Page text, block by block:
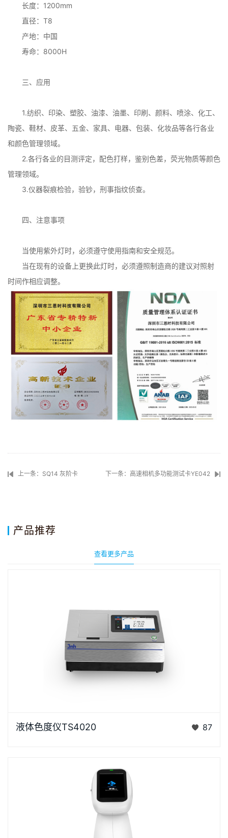
长度：1200mm
直径：T8
产地：中国
寿命：8000H
三、应用
1.纺织、印染、塑胶、油漆、油墨、印刷、颜料、喷涂、化工、
陶瓷、鞋材、皮革、五金、家具、电器、包装、化妆品等各行各业
和颜色管理领域。
2.各行各业的目测评定，配色打样，鉴别色差，荧光物质等颜色
管理领域。
3.仪器裂痕检验，验钞，刑事指纹侦查。
四、注意事项
当使用紫外灯时，必须遵守使用指南和安全规范。
当在现有的设备上更换此灯时，必须遵照制造商的建议对照射
时间作相应调整。
上一条：SQ14 灰阶卡 下一条：高速相机多功能测试卡YE042
产品推荐
查看更多产品
体色度测量设计的高精度色彩分析利器。采用D/0光学
液体色度仪TS4020 87